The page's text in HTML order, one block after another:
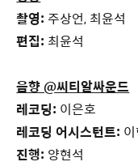
촬영: 주상언, 최윤석
편집: 최윤석
음향 @씨티알싸운드
레코딩: 이은호
레코딩 어시스턴트:
진행: 양현석